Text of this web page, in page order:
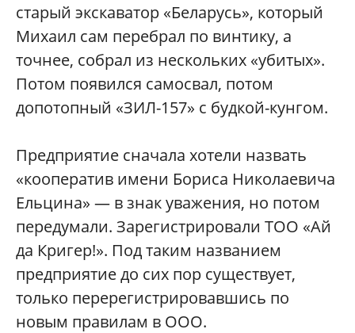
старый экскаватор «Беларусь»‎, который
Михаил сам перебрал по винтику, а
точнее, собрал из нескольких «убитых»‎.
Потом появился самосвал, потом
допотопный «ЗИЛ-157»‎ с будкой-кунгом.
Предприятие сначала хотели назвать
«кооператив имени Бориса Николаевича
Ельцина»‎ — в знак уважения, но потом
передумали. Зарегистрировали ТОО «Ай
да Кригер!»‎. Под таким названием
предприятие до сих пор существует,
только перерегистрировавшись по
новым правилам в ООО.